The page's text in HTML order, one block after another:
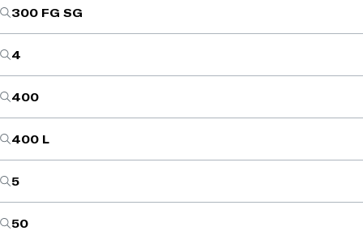
300 FG SG
4
400
400 L
5
50